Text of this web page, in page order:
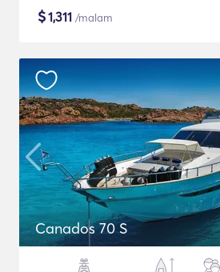
$1,311 /malam
Canados 70 S